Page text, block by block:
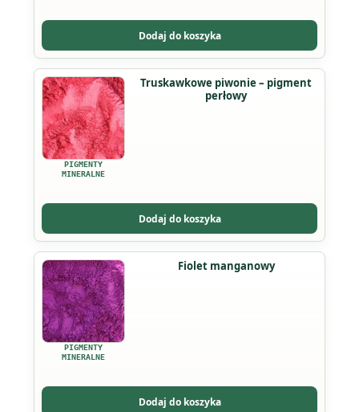
Dodaj do koszyka
na
stronie
produktu
PIGMENTY
MINERALNE
Truskawkowe piwonie – pigment
perłowy
Dodaj do koszyka
Ten
produkt
ma
wiele
wariantów.
Opcje
na
stronie
produktu
PIGMENTY
MINERALNE
Fiolet manganowy
Dodaj do koszyka
Ten
produkt
ma
wiele
wariantów.
Opcje